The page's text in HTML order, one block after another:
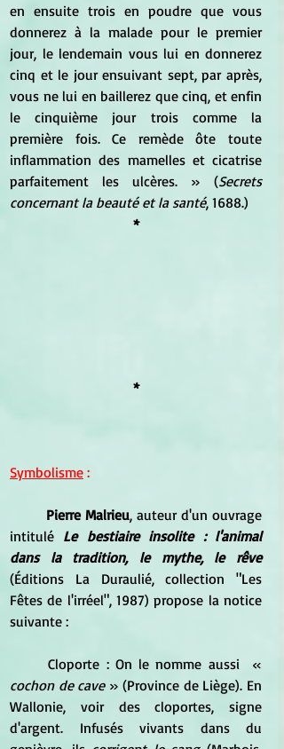
en ensuite trois en poudre que vous
donnerez à la malade pour le premier
jour, le lendemain vous lui en donnerez
cinq et le jour ensuivant sept, par après,
vous ne lui en baillerez que cinq, et enfin
le cinquième jour trois comme la
première fois. Ce remède ôte toute
inflammation des mamelles et cicatrise
parfaitement les ulcères. » (Secrets
concernant la beauté et la santé, 1688.)
*
*
Symbolisme :
Pierre Malrieu, auteur d'un ouvrage
intitulé Le bestiaire insolite : l'animal
dans la tradition, le mythe, le rêve
(Éditions La Duraulié, collection "Les
Fêtes de l'irréel", 1987) propose la notice
suivante :
Cloporte : On le nomme aussi
cochon de cave » (Province de Liège). En
Wallonie, voir des cloportes, signe
d'argent. Infusés vivants dans du